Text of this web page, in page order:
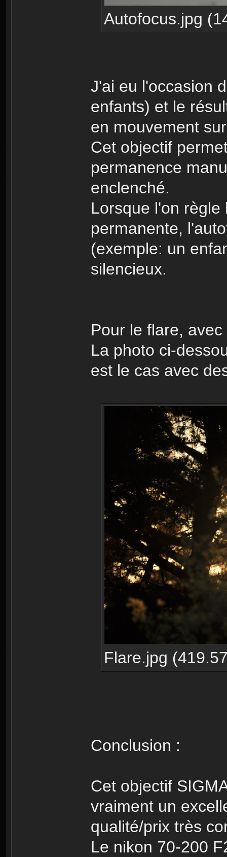
Autofocus.jpg
J'ai eu l'occasion
enfants) et le
en mouvement
Cet objectif
permanence
enclenché.
Lorsque l'on
permanente,
(exemple: un
silencieux.
Pour le flare,
La photo ci-
est le cas avec
Flare.jpg
Conclusion :
Cet objectif
vraiment un
qualité/prix très
Le nikon 70-200